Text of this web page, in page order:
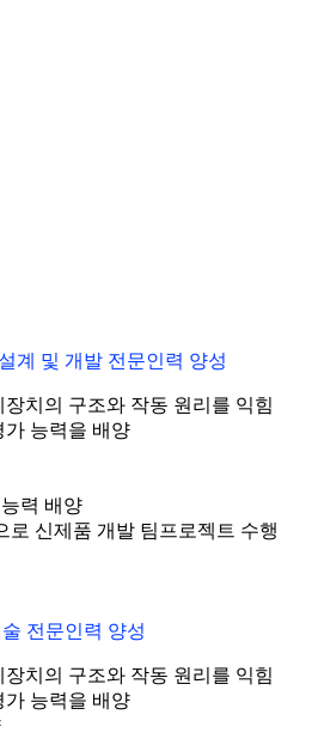
계 및 개발 전문인력 양성
치의 구조와 작동 원리를 익힘
가 능력을 배양
력 배양
로 신제품 개발 팀프로젝트 수행
전문인력 양성
치의 구조와 작동 원리를 익힘
가 능력을 배양